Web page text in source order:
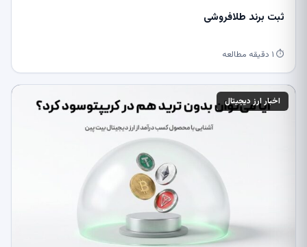
ثبت برند طلافروشی
⏱ ۱ دقیقه مطالعه
اخبار ارز دیجیتال